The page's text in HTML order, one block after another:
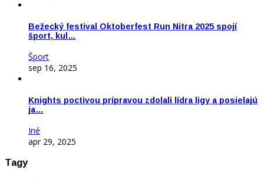
Bežecký festival Oktoberfest Run Nitra 2025 spojí
šport, kul…
Šport
sep 16, 2025
Knights poctivou prípravou zdolali lídra ligy a posielajú
ja…
Iné
apr 29, 2025
Tagy